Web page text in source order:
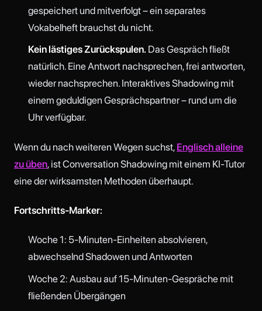
gespeichert und mitverfolgt – ein separates
Vokabelheft brauchst du nicht.
Kein lästiges Zurückspulen. Das Gespräch fließt
natürlich. Eine Antwort nachsprechen, frei antworten,
wieder nachsprechen. Interaktives Shadowing mit
einem geduldigen Gesprächspartner – rund um die
Uhr verfügbar.
Wenn du nach weiteren Wegen suchst, Englisch alleine
zu üben, ist Conversation Shadowing mit einem KI-Tutor
eine der wirksamsten Methoden überhaupt.
Fortschritts-Marker:
Woche 1: 5-Minuten-Einheiten absolvieren,
abwechselnd Shadowen und Antworten
Woche 2: Ausbau auf 15-Minuten-Gespräche mit
fließenden Übergängen